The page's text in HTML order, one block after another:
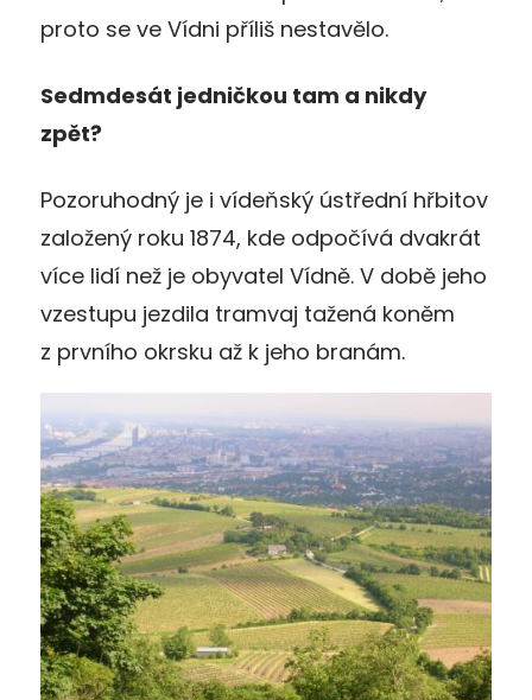
proto se ve Vídni příliš nestavělo.
Sedmdesát jedničkou tam a nikdy
zpět?
Pozoruhodný je i vídeňský ústřední hřbitov
založený roku 1874, kde odpočívá dvakrát
více lidí než je obyvatel Vídně. V době jeho
vzestupu jezdila tramvaj tažená koněm
z prvního okrsku až k jeho branám.